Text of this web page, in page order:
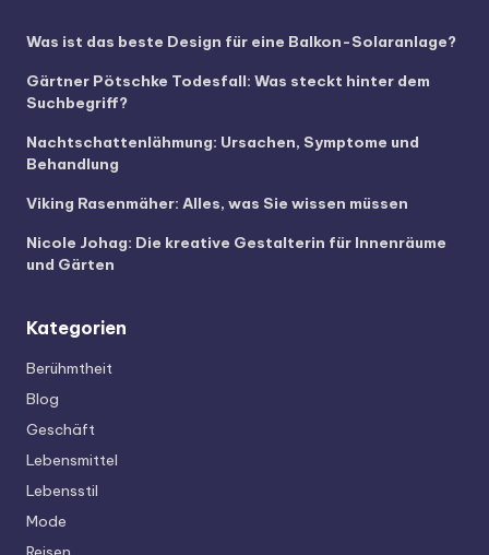
Was ist das beste Design für eine Balkon-Solaranlage?
Gärtner Pötschke Todesfall: Was steckt hinter dem
Suchbegriff?
Nachtschattenlähmung: Ursachen, Symptome und
Behandlung
Viking Rasenmäher: Alles, was Sie wissen müssen
Nicole Johag: Die kreative Gestalterin für Innenräume
und Gärten
Kategorien
Berühmtheit
Blog
Geschäft
Lebensmittel
Lebensstil
Mode